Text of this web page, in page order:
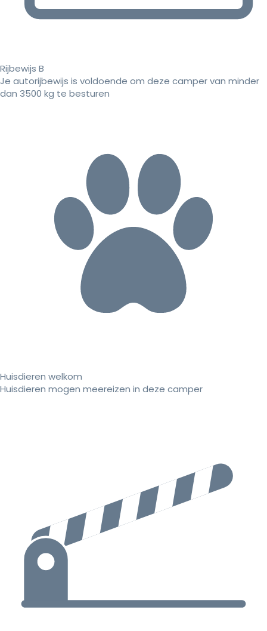
Rijbewijs B
Je autorijbewijs is voldoende om deze camper van minder
dan 3500 kg te besturen
Huisdieren welkom
Huisdieren mogen meereizen in deze camper